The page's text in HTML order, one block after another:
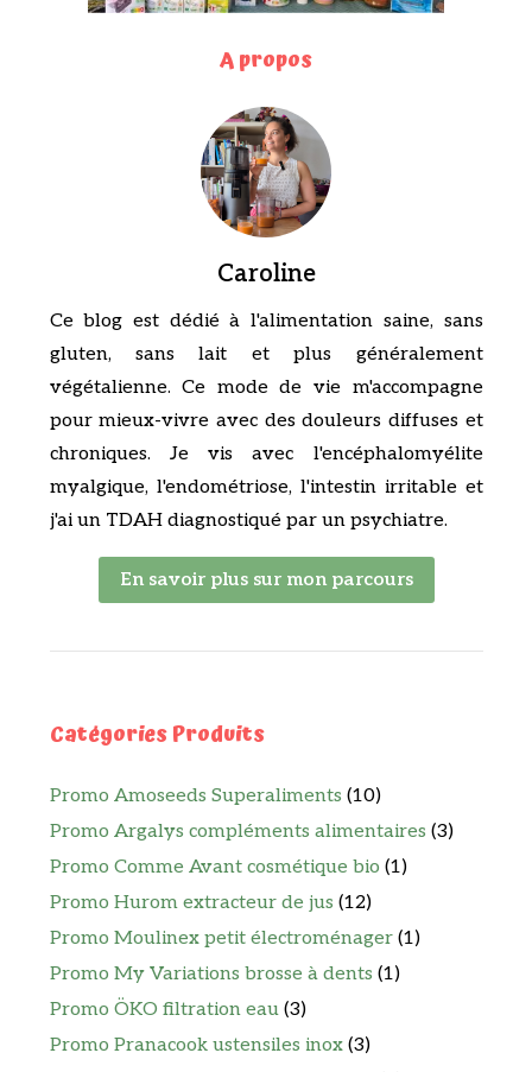
A propos
Caroline
Ce blog est dédié à l'alimentation saine, sans
gluten, sans lait et plus généralement
végétalienne. Ce mode de vie m'accompagne
pour mieux-vivre avec des douleurs diffuses et
chroniques. Je vis avec l'encéphalomyélite
myalgique, l'endométriose, l'intestin irritable et
j'ai un TDAH diagnostiqué par un psychiatre.
En savoir plus sur mon parcours
Catégories Produits
Promo Amoseeds Superaliments (10)
Promo Argalys compléments alimentaires (3)
Promo Comme Avant cosmétique bio (1)
Promo Hurom extracteur de jus (12)
Promo Moulinex petit électroménager (1)
Promo My Variations brosse à dents (1)
Promo ÖKO filtration eau (3)
Promo Pranacook ustensiles inox (3)